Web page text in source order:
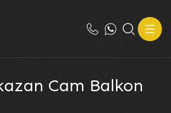
Cam Balkon